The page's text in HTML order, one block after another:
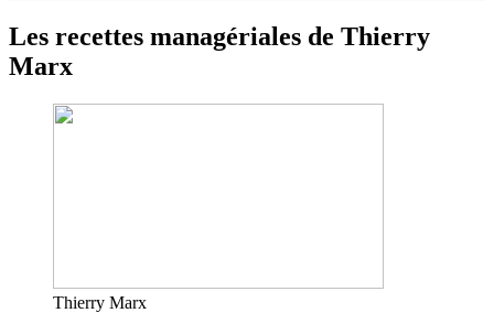
Les recettes managériales de Thierry
Marx
Thierry Marx